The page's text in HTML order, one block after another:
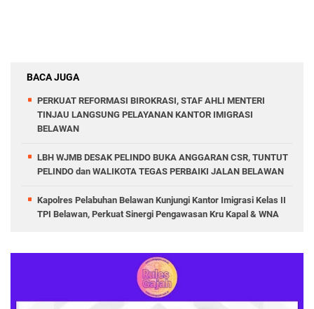
BACA JUGA
PERKUAT REFORMASI BIROKRASI, STAF AHLI MENTERI
TINJAU LANGSUNG PELAYANAN KANTOR IMIGRASI
BELAWAN
LBH WJMB DESAK PELINDO BUKA ANGGARAN CSR, TUNTUT
PELINDO dan WALIKOTA TEGAS PERBAIKI JALAN BELAWAN
Kapolres Pelabuhan Belawan Kunjungi Kantor Imigrasi Kelas II
TPI Belawan, Perkuat Sinergi Pengawasan Kru Kapal & WNA